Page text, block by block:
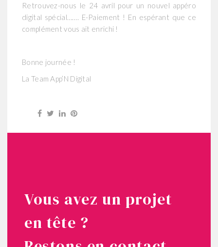
Retrouvez-nous le 24 avril pour un nouvel appéro
digital spécial……. E-Paiement ! En espérant que ce
complément vous ait enrichi !
Bonne journée !
La Team App’N Digital
Vous avez un projet
en tête ?